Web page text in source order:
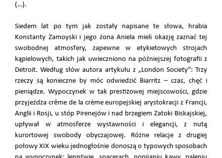
(…).
Siedem lat po tym jak zostały napisane te słowa, hrabia
Konstanty Zamoyski i jego żona Aniela mieli okazję zaznać tej
swobodnej atmosfery, zapewne w etykietowych strojach
kąpielowych, takich jak uwieczniono na późniejszej fotografii z
Detroit. Według słów autora artykułu z „London Society”: Trzy
rzeczy są konieczne by móc odwiedzić Biarritz – czas, chęć i
pieniądze. Wypoczynek w tak prestiżowej miejscowości, gdzie
przyjeżdża crême de la crème europejskiej arystokracji z Francji,
Anglii i Rosji, u stóp Pirenejów i nad brzegiem Zatoki Biskajskiej,
upływał w atmosferze wystawności i elegancji, z nutą
kurortowej swobody obyczajowej. Różne relacje z drugiej
połowy XIX wieku jednogłośnie donoszą o typowych sposobach